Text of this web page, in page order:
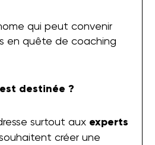
qui peut convenir
en quête de coaching
destinée ?
surtout aux experts
créer une